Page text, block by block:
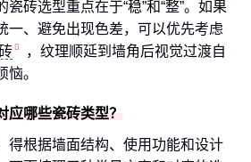
砖选型重点在于“稳”和“整”。如果
一、避免出现色差，可以优先考虑
，纹理顺延到墙角后视觉过渡自
。
应哪些瓷砖类型？
得根据墙面结构、使用功能和设计